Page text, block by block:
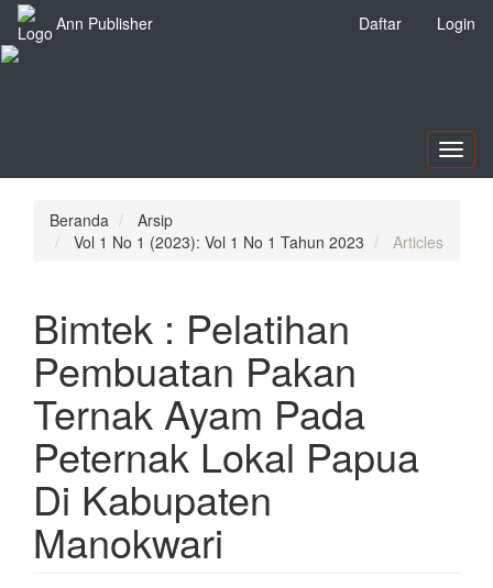
Utama
Ann Publisher Daftar Login
Beranda
Arsip
Vol 1 No 1 (2023): Vol 1 No 1 Tahun 2023
Articles
Bimtek : Pelatihan
Pembuatan Pakan
Ternak Ayam Pada
Peternak Lokal Papua
Di Kabupaten
Manokwari